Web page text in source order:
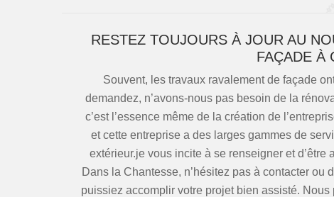
RESTEZ TOUJOURS À JOUR AU
FAÇADE À
Souvent, les travaux ravalement de façade
demandez, n’avons-nous pas besoin de la
c’est l’essence même de la création de
et cette entreprise a des larges gammes de
extérieur.je vous incite à se renseigner et
Dans la Chantesse, n’hésitez pas à contacter
puissiez accomplir votre projet bien assisté.